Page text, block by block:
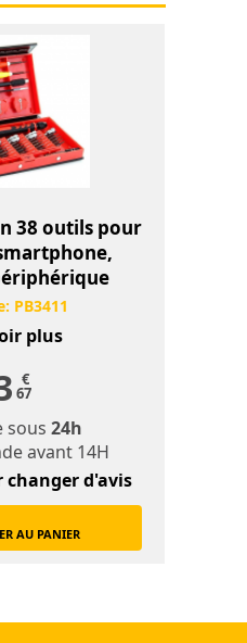
38 outils pour
PB3411
plus
€
67
sous24h
avant 14H
changer d'avis
AU PANIER